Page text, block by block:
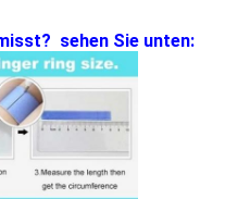
sehen Sie unten: